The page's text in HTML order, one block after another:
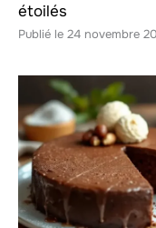
étoilés
24 novembre